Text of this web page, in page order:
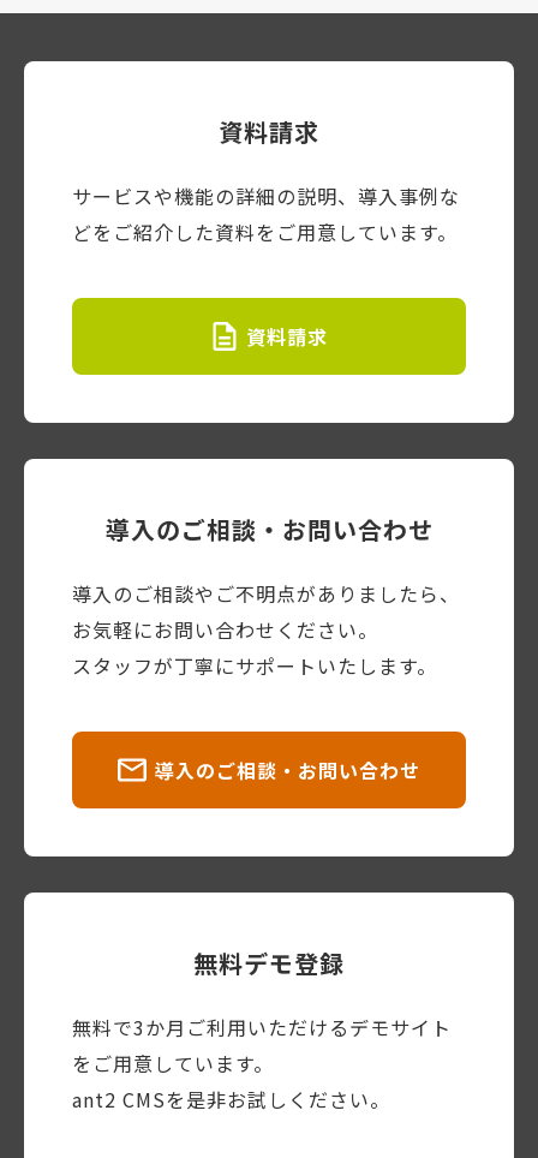
資料請求
サービスや機能の詳細の説明、導入事例な
どをご紹介した資料をご用意しています。
資料請求
導入のご相談・お問い合わせ
導入のご相談やご不明点がありましたら、
お気軽にお問い合わせください。
スタッフが丁寧にサポートいたします。
導入のご相談・お問い合わせ
無料デモ登録
無料で3か月ご利用いただけるデモサイト
をご用意しています。
ant2 CMSを是非お試しください。